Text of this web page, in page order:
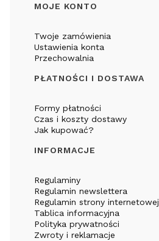
Linki w stopce
MOJE KONTO
Twoje zamówienia
Ustawienia konta
Przechowalnia
PŁATNOŚCI I DOSTAWA
Formy płatności
Czas i koszty dostawy
Jak kupować?
INFORMACJE
Regulaminy
Regulamin newslettera
Regulamin strony internetowej
Tablica informacyjna
Polityka prywatności
Zwroty i reklamacje